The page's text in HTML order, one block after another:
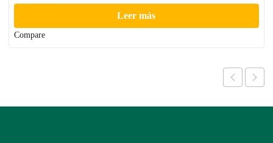
Leer más
Compare